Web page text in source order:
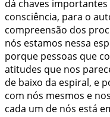
dá chaves
consciência, para o
compreensão dos
nós estamos nessa
porque pessoas que
atitudes que nos
de baixo da espiral, e
com nós mesmos e
cada um de nós está